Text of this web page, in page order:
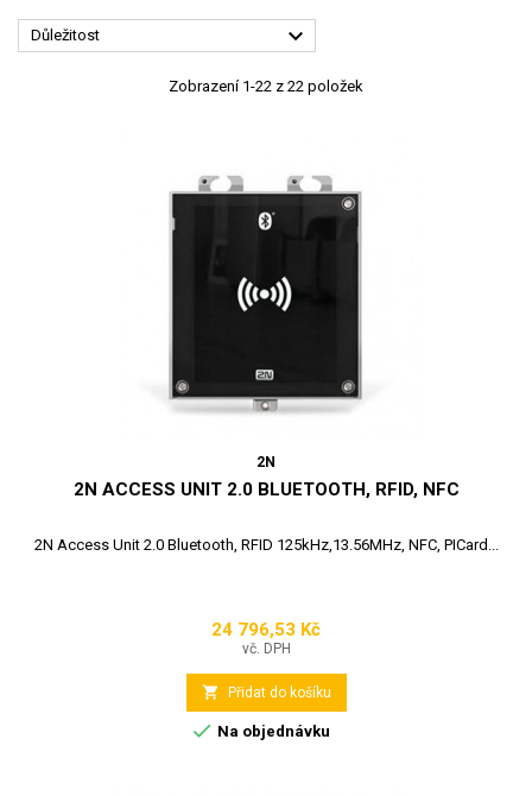
Důležitost 
Zobrazení 1-22 z 22 položek
2N
2N ACCESS UNIT 2.0 BLUETOOTH, RFID, NFC
2N Access Unit 2.0 Bluetooth, RFID 125kHz,13.56MHz, NFC, PICard...
Cena
24 796,53 Kč
vč. DPH
 Přidat do košíku
 Na objednávku